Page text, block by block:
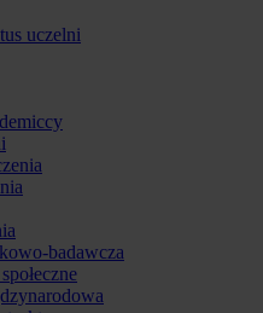
uczelni
badawcza